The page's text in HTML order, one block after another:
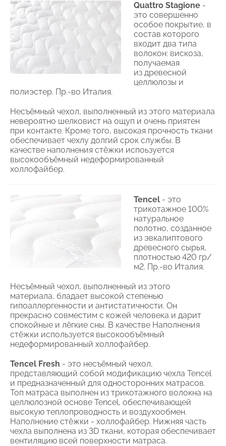
Quattro Stagione -
это совершенно
особое покрытие, в
состав которого
входит два типа
волокон: вискоза,
получаемая
из древесной
целлюлозы и
полиэстер. Пр.-во Италия.
Несъёмный чехол, выполненный из этого материала
невероятно шелковист на ощуп и очень приятен
при контакте. Кроме того, высокая прочность ткани
обеспечивает чехлу долгий срок службы. В
качестве наполнения стёжки испоьзуется
высокообъёмный недеформированный
холлофайбер.
Tencel - это
трикотажное 100%
натуральное
полотно, созданное
из эвкалиптового
древесного сырья,
плотностью 420 гр/
м2. Пр.-во Италия.
Несъёмный чехол, выполненный из этого
материала, бладает высокой степенью
гипоаллергенности и антистатичности. Он
прекрасно совместим с кожей человека и дарит
спокойные и лёгкие сны. В качестве Наполнения
стёжки используется высокообъёмный
недеформированный холлофайбер.
Tencel Fresh - это несъёмный чехол,
представляющий собой модификацию чехла Tencel
и предназначенный для односторонних матрасов.
Топ матраса выполнен из трикотажного волокна на
целлюлозной основе Tencel, обеспечивающей
высокую теплопроводность и воздухообмен.
Наполнение стёжки - холлофайбер. Нижняя часть
чехла выполнена из 3D ткани, которая обеспечивает
вентиляцию всей поверхности матраса.